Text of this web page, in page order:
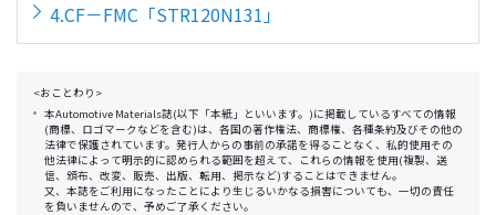
4.CF－FMC「STR120N131」
<おことわり>
本Automotive Materials誌(以下「本紙」といいます。)に掲載しているすべての情報
(商標、ロゴマークなどを含む)は、各国の著作権法、商標権、各種条約及びその他の
法律で保護されています。発行人からの事前の承諾を得ることなく、私的使用その
他法律によって明示的に認められる範囲を超えて、これらの情報を使用(複製、送
信、頒布、改変、販売、出版、転用、掲示など)することはできません。
又、本誌をご利用になったことにより生じるいかなる損害についても、一切の責任
を負いませんので、予めご了承ください。